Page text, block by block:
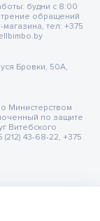
будни с 8:00
обращений
тел: +375
Бровки, 50А,
Министерством
по защите
Витебского
43-68-22, +375